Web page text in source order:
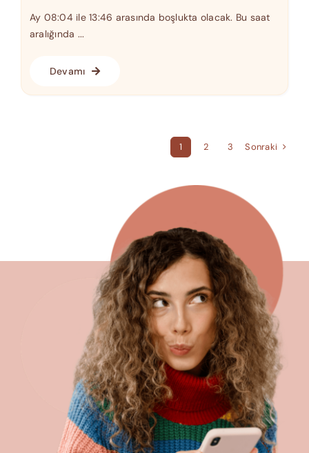
Ay 08:04 ile 13:46 arasında boşlukta olacak. Bu saat
aralığında ...
Devamı
1 2 3 Sonraki